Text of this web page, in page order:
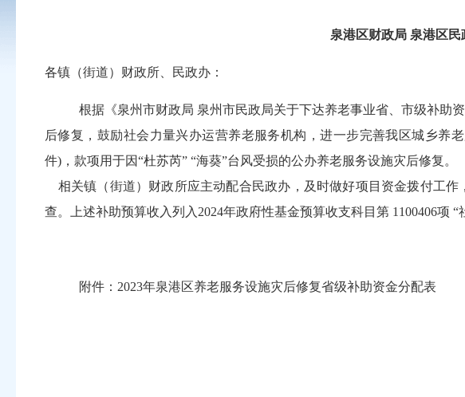
泉港区财政局 泉港区
各镇（街道）财政所、民政办 ：
根据《泉州市财政局 泉州市民政局关于下达养老事业省、市级补助
后修复，鼓励社会力量兴办运营养老服务机构，进一步完善我区城乡养
件)，款项用于因“杜苏芮” “海葵”台风受损的公办养老服务设施灾后修复 。
相关镇（街道） 财政所应主动配合民政办 ，及时做好项目资金拨付工
查。 上述补助预算收入列入2024年政府性基金预算收支科目第 1100406项
附件：2023年泉港区养老服务设施灾后修复省级补助资金分配表